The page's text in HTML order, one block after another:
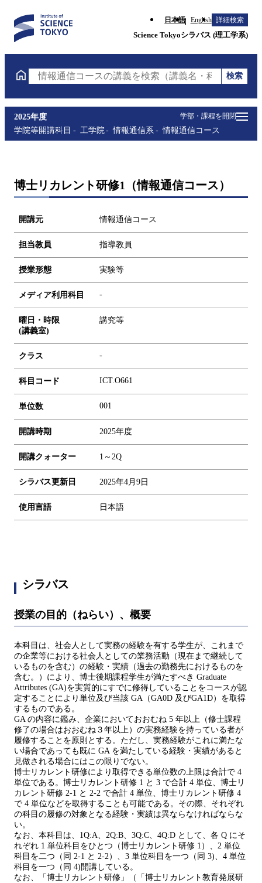
日本語 English 詳細検索
Science Tokyoシラバス (理工学系)
情報通信コースの講義を検索（講義名・科目コード・
検索
学部・課程を開閉
2025年度
学院等開講科目
工学院 情報通信系 情報通信コース
博士リカレント研修1（情報通信コース）
開講元 情報通信コース
担当教員 指導教員
授業形態 実験等
メディア利用科目 -
曜日・時限
(講義室)
講究等
クラス -
科目コード ICT.O661
単位数 001
開講時期 2025年度
開講クォーター 1～2Q
シラバス更新日 2025年4月9日
使用言語 日本語
シラバス
授業の目的（ねらい）、概要
本科目は、社会人として実務の経験を有する学生が、これまで
の企業等における社会人としての業務活動（現在まで継続して
いるものを含む）の経験・実績（過去の勤務先におけるものを
含む。）により、博士後期課程学生が満たすべき Graduate
Attributes (GA)を実質的にすでに修得していることをコースが認
定することにより単位及び当該 GA（GA0D 及びGA1D）を取得
するものである。
GA の内容に鑑み、企業においておおむね 5 年以上（修士課程
修了の場合はおおむね３年以上）の実務経験を持っている者が
履修することを原則とする。ただし、実務経験がこれに満たな
い場合であっても既に GA を満たしている経験・実績があると
見做される場合にはこの限りでない。
博士リカレント研修により取得できる単位数の上限は合計で 4
単位である。博士リカレント研修 1 と 3 で合計 4 単位、博士リ
カレント研修 2-1 と 2-2 で合計 4 単位、博士リカレント研修 4
で 4 単位などを取得することも可能である。その際、それぞれ
の科目の履修の対象となる経験・実績は異ならなければならな
い。
なお、本科目は、1Q:A、2Q:B、3Q:C、4Q:D として、各 Q にそ
れぞれ 1 単位科目をひとつ（博士リカレント研修 1）、2 単位
科目を二つ（同 2-1 と 2-2）、3 単位科目を一つ（同 3)、4 単位
科目を一つ（同 4)開講している。
なお、「博士リカレント研修」（「博士リカレント教育発展研